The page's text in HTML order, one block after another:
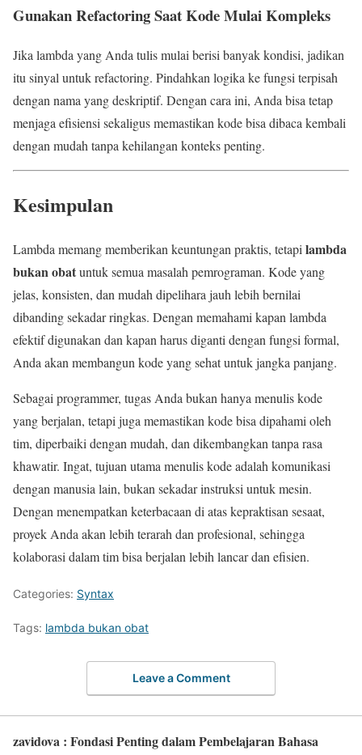
Gunakan Refactoring Saat Kode Mulai Kompleks
Jika lambda yang Anda tulis mulai berisi banyak kondisi, jadikan
itu sinyal untuk refactoring. Pindahkan logika ke fungsi terpisah
dengan nama yang deskriptif. Dengan cara ini, Anda bisa tetap
menjaga efisiensi sekaligus memastikan kode bisa dibaca kembali
dengan mudah tanpa kehilangan konteks penting.
Kesimpulan
Lambda memang memberikan keuntungan praktis, tetapi lambda
bukan obatuntuk semua masalah pemrograman. Kode yang
jelas, konsisten, dan mudah dipelihara jauh lebih bernilai
dibanding sekadar ringkas. Dengan memahami kapan lambda
efektif digunakan dan kapan harus diganti dengan fungsi formal,
Anda akan membangun kode yang sehat untuk jangka panjang.
Sebagai programmer, tugas Anda bukan hanya menulis kode
yang berjalan, tetapi juga memastikan kode bisa dipahami oleh
tim, diperbaiki dengan mudah, dan dikembangkan tanpa rasa
khawatir. Ingat, tujuan utama menulis kode adalah komunikasi
dengan manusia lain, bukan sekadar instruksi untuk mesin.
Dengan menempatkan keterbacaan di atas kepraktisan sesaat,
proyek Anda akan lebih terarah dan profesional, sehingga
kolaborasi dalam tim bisa berjalan lebih lancar dan efisien.
Categories: Syntax
Tags: lambda bukan obat
Leave a Comment
zavidova : Fondasi Penting dalam Pembelajaran Bahasa